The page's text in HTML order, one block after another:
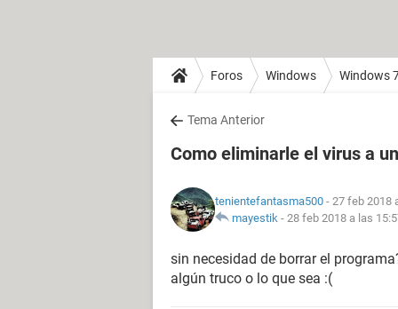
Foros Windows Windows
Tema Anterior
Como eliminarle el virus a
tenientefantasma500 - 27 feb 2018
mayestik - 28 feb 2018 a las
sin necesidad de borrar el
algún truco o lo que sea :(